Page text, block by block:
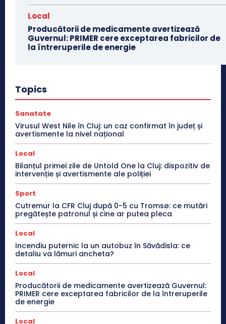
Local
Producătorii de medicamente avertizează
Guvernul: PRIMER cere exceptarea fabricilor de
la întreruperile de energie
Topics
Sanatate
Virusul West Nile în Cluj: un caz confirmat în județ și
avertismente la nivel național
Local
Bilanțul primei zile de Untold One la Cluj: dispozitiv de
intervenție și avertismente ale poliției
Sport
Cutremur la CFR Cluj după 0-5 cu Tromsø: ce mutări
pregătește patronul și cine ar putea pleca
Local
Incendiu puternic la un autobuz în Săvădisla: ce
detaliu va lămuri ancheta?
Local
Producătorii de medicamente avertizează Guvernul:
PRIMER cere exceptarea fabricilor de la întreruperile
de energie
Local